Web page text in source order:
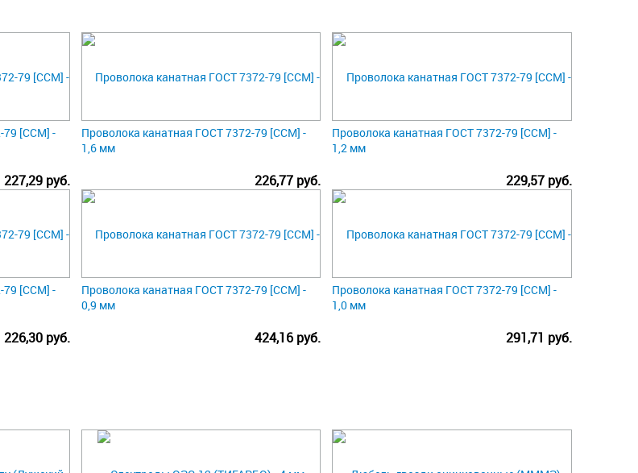
79 [ССМ] -
227,29 руб.
Проволока канатная ГОСТ 7372-79 [ССМ] -
1,6 мм
226,77 руб.
Проволока канатная ГОСТ 7372-79 [ССМ] -
1,2 мм
229,57 руб.
79 [ССМ] -
226,30 руб.
Проволока канатная ГОСТ 7372-79 [ССМ] -
0,9 мм
424,16 руб.
Проволока канатная ГОСТ 7372-79 [ССМ] -
1,0 мм
291,71 руб.